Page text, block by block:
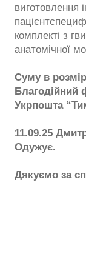
виготовлення
комплекті з
анатомічної
Суму в
Благодійний
Укрпошта
11.09.25
Одужує.
Дякуємо за